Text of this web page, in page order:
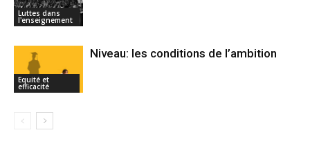
Luttes dans
l'enseignement
Equité et
efficacité
Niveau: les conditions de l’ambition